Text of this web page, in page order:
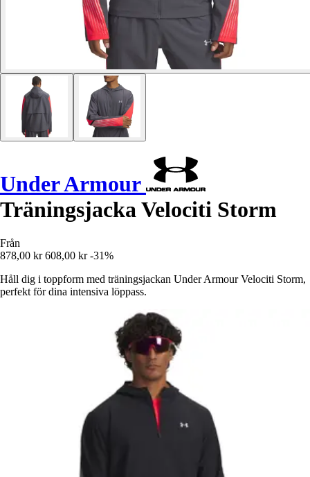
Under Armour
Träningsjacka Velociti Storm
Från
878,00 kr 608,00 kr -31%
Håll dig i toppform med träningsjackan Under Armour Velociti Storm,
perfekt för dina intensiva löppass.